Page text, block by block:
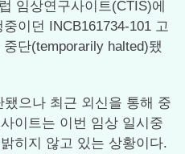
임상연구사이트(CTIS)에
이던 INCB161734-101 고
단(temporarily halted)됐
으나 최근 외신을 통해 중
이트는 이번 임상 일시중
히지 않고 있는 상황이다.